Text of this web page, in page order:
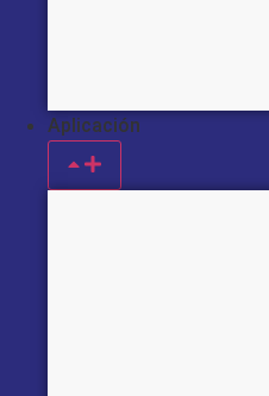
Aplicación